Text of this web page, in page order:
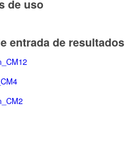
de uso
entrada de resultados